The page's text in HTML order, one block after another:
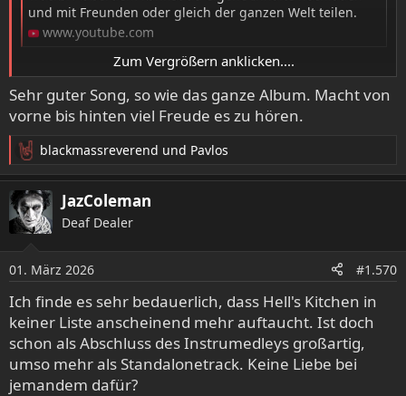
und mit Freunden oder gleich der ganzen Welt teilen.
www.youtube.com
Darf ich mal kurz die Meinungen zu 'Answering The Call'
einholen? Dass der Track nicht weit vorne landen würde,
war klar, ergo: geschenkt, aber, dass er nur eine
Nominierung (von yours truly) bekommt, hat mich dann
schon a little bit traurig gestimmt......
Zum Vergrößern anklicken....
Sehr guter Song, so wie das ganze Album. Macht von
vorne bis hinten viel Freude es zu hören.
R
e
a
k
t
n
e
n
:
blackmassreverend und Pavlos
JazColeman
Deaf Dealer
01. März 2026 #1.570
Ich finde es sehr bedauerlich, dass Hell's Kitchen in
keiner Liste anscheinend mehr auftaucht. Ist doch
schon als Abschluss des Instrumedleys großartig,
umso mehr als Standalonetrack. Keine Liebe bei
jemandem dafür?